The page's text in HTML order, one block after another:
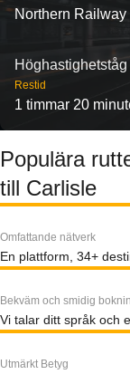
Northern Railway
Höghastighetståg
Restid
1 timmar 20
Populära
till Carlisle
Omfattande nätverk
En plattform, 34+
Bekväm och smidig
Vi talar ditt språk och
Utmärkt Betyg